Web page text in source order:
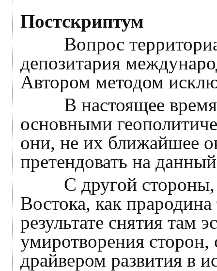
Постскриптум
Вопрос
депозитария
Автором методом
В настоящее время
основными
они, не их ближайшее
претендовать на
С другой стороны,
Востока, как
результате снятия там
умиротворения сторон,
драйвером развития в